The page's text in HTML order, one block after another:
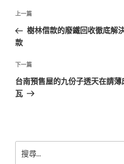
文
導
覽
上
一
篇
章
上一篇
樹林借款的廢鐵回收徹底解
款
下
一
篇
下一篇
台南預售屋的九份子透天在請
瓦
尋